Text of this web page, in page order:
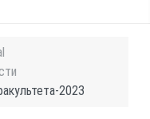
2023